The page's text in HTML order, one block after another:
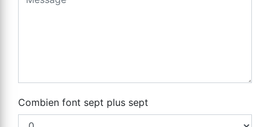
Combien font sept plus sept